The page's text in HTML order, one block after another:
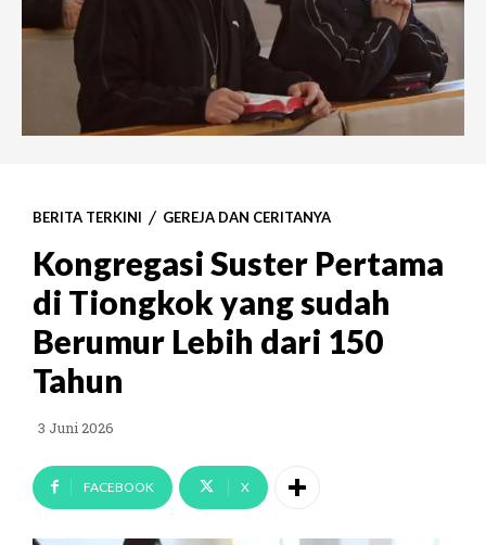
BERITA TERKINI GEREJA DAN CERITANYA
Kongregasi Suster Pertama
di Tiongkok yang sudah
Berumur Lebih dari 150
Tahun
3 Juni 2026
FACEBOOK X